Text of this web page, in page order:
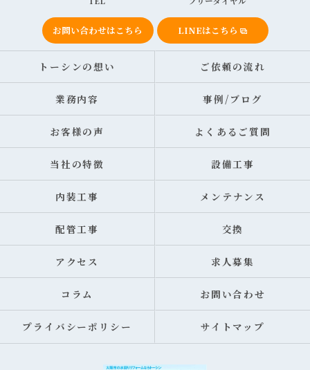
お問い合わせはこちら LINEはこちら
トーシンの想い ご依頼の流れ
業務内容 事例/ブログ
お客様の声 よくあるご質問
当社の特徴 設備工事
内装工事 メンテナンス
配管工事 交換
アクセス 求人募集
コラム お問い合わせ
プライバシーポリシー サイトマップ